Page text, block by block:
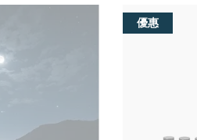
優惠